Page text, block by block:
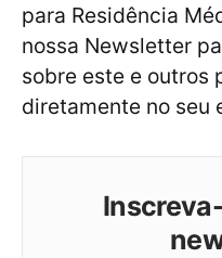
para Residência
nossa Newsletter
sobre este e outros
diretamente no seu